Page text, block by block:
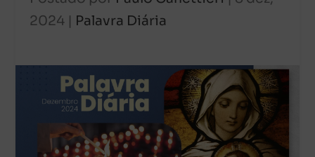
2024 | Palavra Diária